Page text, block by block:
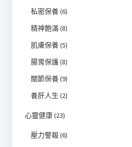
私密保養(6)
精神飽滿(8)
肌膚保養(5)
腸胃保護(8)
關節保養(9)
養肝人生 (2)
心靈健康(23)
壓力警報 (6)